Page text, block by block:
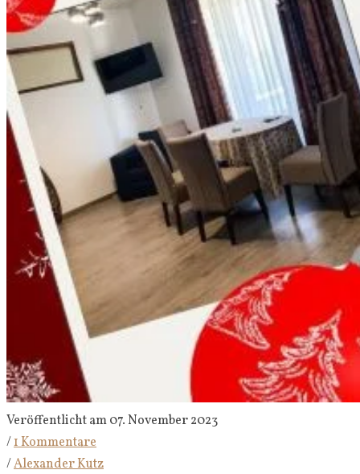
Veröffentlicht am 07. November 2023
/1 Kommentare
/Alexander Kutz